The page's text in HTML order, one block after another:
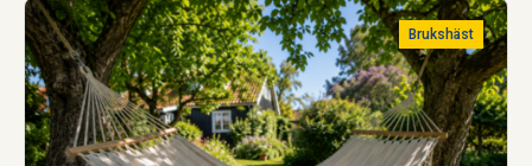
Brukshäst